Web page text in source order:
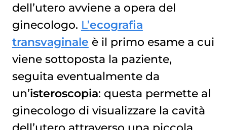
dell’utero avviene a opera del
ginecologo. L’ecografia
transvaginale è il primo esame a cui
viene sottoposta la paziente,
seguita eventualmente da
un’isteroscopia: questa permette al
ginecologo di visualizzare la cavità